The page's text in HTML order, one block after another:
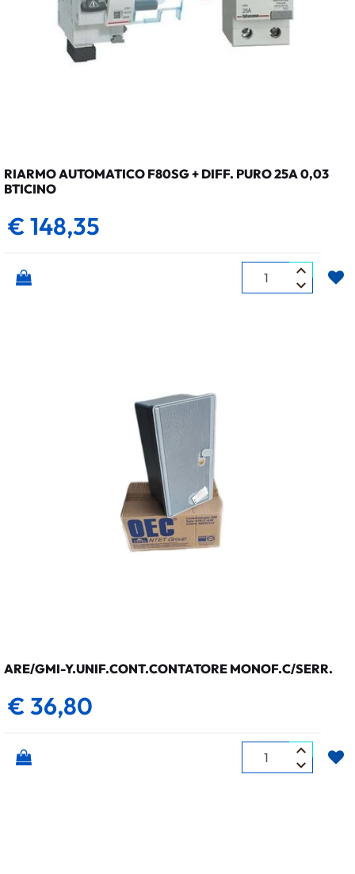
RIARMO AUTOMATICO F80SG + DIFF. PURO 25A 0,03
BTICINO
€ 148,35
Quantità
ARE/GMI-Y.UNIF.CONT.CONTATORE MONOF.C/SERR.
€ 36,80
Quantità